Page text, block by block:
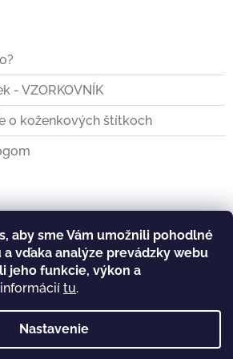
aby sme Vám umožnili pohodlné
vďaka analýze prevádzky webu
jeho funkcie, výkon a
tu.
Nastavenie
- VZORKOVNÍK
o koženkových štítkoch
Stitkovo.sk